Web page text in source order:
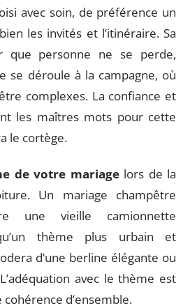
avec soin, de préférence un
les invités et l’itinéraire. Sa
que personne ne se perde,
se déroule à la campagne, où
complexes. La confiance et
les maîtres mots pour cette
le cortège.
de votre mariagelors de la
Un mariage champêtre
une vieille camionnette
thème plus urbain et
d’une berline élégante ou
avec le thème est
d’ensemble.